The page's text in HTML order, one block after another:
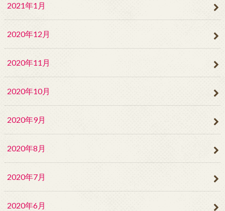
2021年1月
2020年12月
2020年11月
2020年10月
2020年9月
2020年8月
2020年7月
2020年6月